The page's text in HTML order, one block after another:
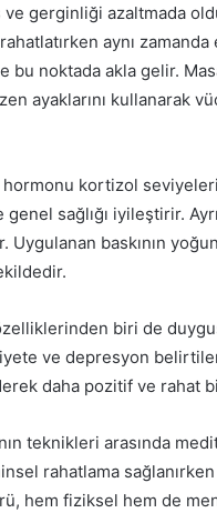
ve gerginliği azaltmada
aynı
bu noktada akla gelir.
ayaklarını kullanarak
kortizol
sağlığı iyileştirir.
Uygulanan baskının
biri de
ve depresyon
daha pozitif ve rahat
teknikleri arasında
rahatlama
hem fiziksel hem de